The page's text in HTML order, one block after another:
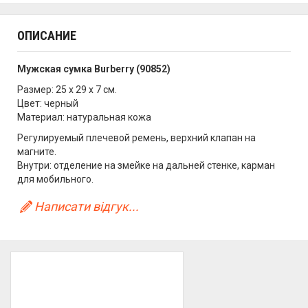
ОПИСАНИЕ
Мужская сумка Burberry (90852)
Размер: 25 х 29 х 7 см.
Цвет: черный
Материал: натуральная кожа
Регулируемый плечевой ремень, верхний клапан на
магните.
Внутри: отделение на змейке на дальней стенке, карман
для мобильного.
Написати відгук...